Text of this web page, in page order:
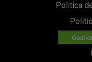
Politica